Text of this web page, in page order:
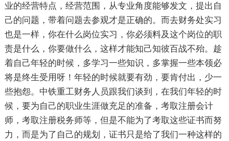
业的经营特点，经营范围，从专业角度能够发文，提出自
己的问题，带着问题去参观才是正确的。而去财务处实习
也是一样，你在什么岗位实习，你必须料及这个岗位的职
责是什么，你要做什么，这样才能知己知彼百战不殆。趁
着自己年轻的时候，多学习一些知识，多掌握一些本领必
将是终生受用呀！年轻的时候就要有劲，要肯付出，少一
些抱怨。中铁重工财务人员跟我们谈到，在我们年轻的时
候，要为自己的职业生涯做充足的准备，考取注册会计
师，考取注册税务师等，但是不能为了考取这些证书而努
力，而是为了自己的规划，证书只是给了我们一种这样的